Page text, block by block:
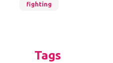
fighting
Tags